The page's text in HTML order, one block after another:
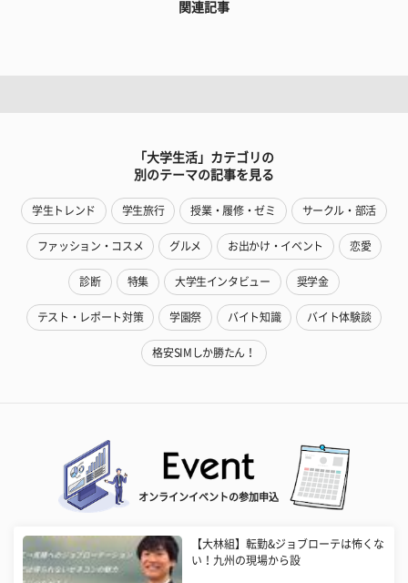
関連記事
「大学生活」カテゴリの
別のテーマの記事を見る
学生トレンド 学生旅行 授業・履修・ゼミ サークル・部活
ファッション・コスメ グルメ お出かけ・イベント 恋愛
診断 特集 大学生インタビュー 奨学金
テスト・レポート対策 学園祭 バイト知識 バイト体験談
格安SIMしか勝たん！
オンラインイベントの参加申込
【大林組】転勤&ジョブローテは怖くな
い！九州の現場から設